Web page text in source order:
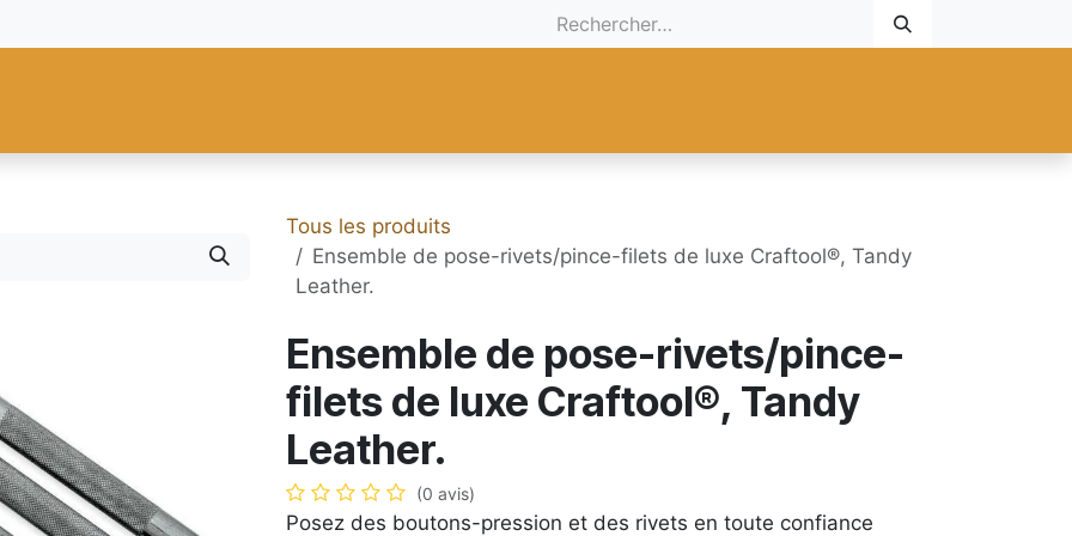
Tous les produits
Ensemble de pose-rivets/pince-filets de luxe Craftool®, Tandy
Leather.
Ensemble de pose-rivets/pince-
filets de luxe Craftool®, Tandy
Leather.
(0 avis)
Posez des boutons-pression et des rivets en toute confiance